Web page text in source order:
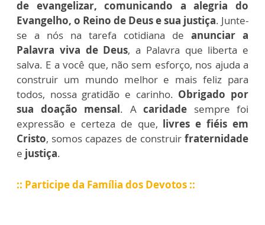
de evangelizar, comunicando a alegria do
Evangelho, o Reino de Deus e sua justiça. Junte-
se a nós na tarefa cotidiana de anunciar a
Palavra viva de Deus, a Palavra que liberta e
salva. E a você que, não sem esforço, nos ajuda a
construir um mundo melhor e mais feliz para
todos, nossa gratidão e carinho. Obrigado por
sua doação mensal. A caridade sempre foi
expressão e certeza de que, livres e fiéis em
Cristo, somos capazes de construir fraternidade
e justiça.
:: Participe da Família dos Devotos ::